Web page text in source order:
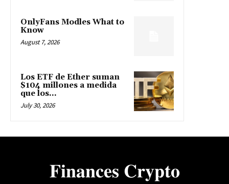
OnlyFans Modles What to
Know
August 7, 2026
Los ETF de Ether suman
$104 millones a medida
que los...
July 30, 2026
𝐅𝐢𝐧𝐚𝐧𝐜𝐞𝐬 𝐂𝐫𝐲𝐩𝐭𝐨